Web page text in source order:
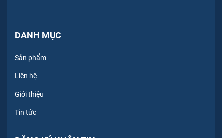
DANH MỤC
Sản phẩm
Liên hệ
Giới thiệu
Tin tức